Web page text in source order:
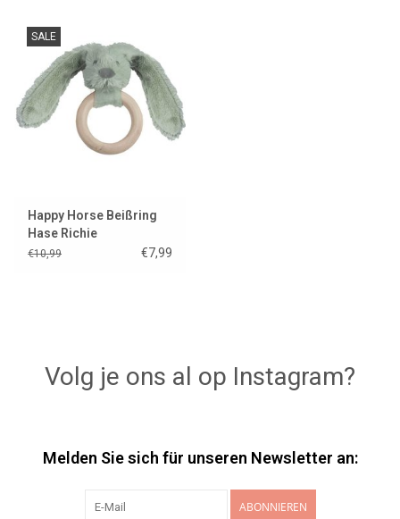
SALE
Happy Horse Beißring
Hase Richie
€10,99 €7,99
Volg je ons al op Instagram?
Melden Sie sich für unseren Newsletter an:
ABONNIEREN